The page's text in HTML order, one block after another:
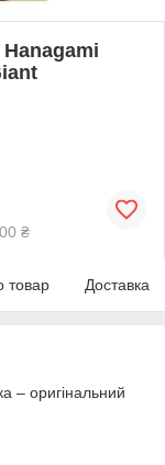
₴
товар Доставка
– оригінальний